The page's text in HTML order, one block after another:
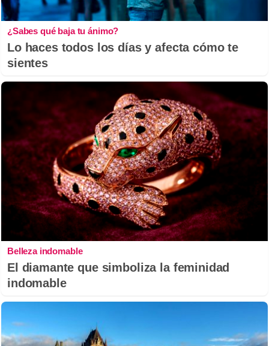
¿Sabes qué baja tu ánimo?
Lo haces todos los días y afecta cómo te
sientes
Belleza indomable
El diamante que simboliza la feminidad
indomable